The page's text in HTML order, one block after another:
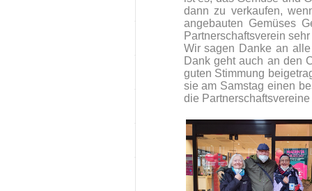
dann zu verkaufen,
angebauten Gemüses
Partnerschaftsverein
Wir sagen Danke an
Dank geht auch an den
guten Stimmung
sie am Samstag einen
die